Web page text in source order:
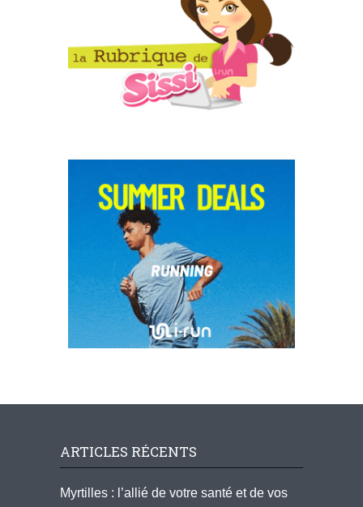
ARTICLES RÉCENTS
Myrtilles : l’allié de votre santé et de vos